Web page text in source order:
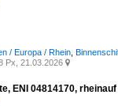
/ Europa / Rhein
Px, 21.03.2026 
ENI 04814170,